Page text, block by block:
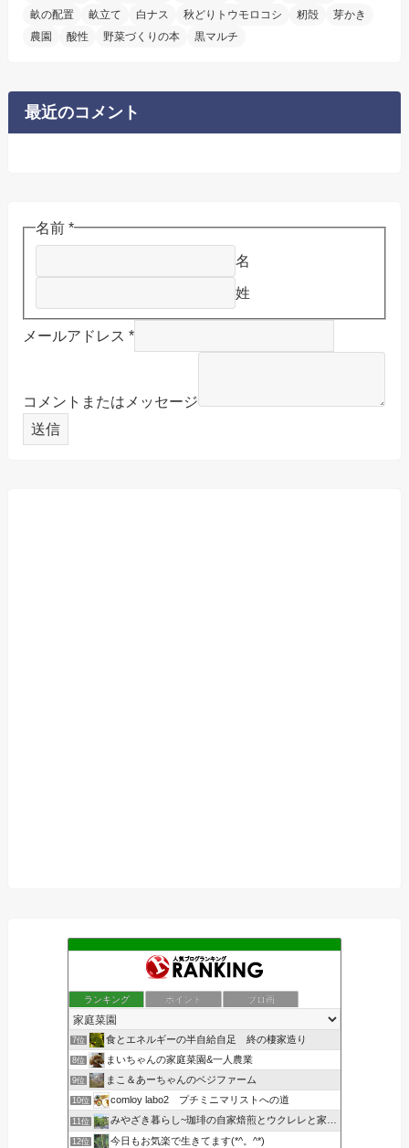
畝の配置
畝立て 白ナス 秋どりトウモロコシ 籾殻
芽かき
農園
酸性 野菜づくりの本 黒マルチ
最近のコメント
名前*
名
姓
メールアドレス *
コメントまたはメッセージ
送信
ランキング ポイント ブロ画
7位 食とエネルギーの半自給自足 終の棲家造り
8位 まいちゃんの家庭菜園&一人農業
9位 まこ＆あーちゃんのベジファーム
10位 comloy labo2 プチミニマリストへの道
11位 みやざき暮らし~珈琲の自家焙煎とウクレレと家庭菜園~
12位 今日もお気楽で生きてます(*^。^*)